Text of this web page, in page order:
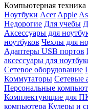
Компьютерная техника
Ноутбуки Acer Apple
Недорогие Для учебы
Аксессуары для
ноутбуков Чехлы для
Адаптеры USB портов
аксессуары для
Сетевое оборудование
Коммутаторы Сетевые
Персональные
Комплектующие для
компьютера Кулеры и